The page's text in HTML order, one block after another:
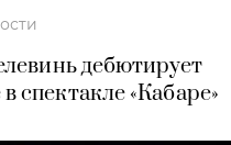
дебютирует
спектакле «Кабаре»